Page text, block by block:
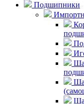
Подшипники